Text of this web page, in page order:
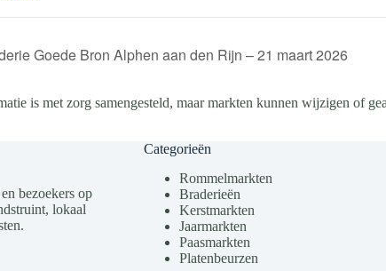
Goede Bron Alphen aan den Rijn – 21 maart 2026
is met zorg samengesteld, maar markten kunnen wijzigen of
bezoekers op
lokaal
Categorieën
Rommelmarkten
Braderieën
Kerstmarkten
Jaarmarkten
Paasmarkten
Platenbeurzen